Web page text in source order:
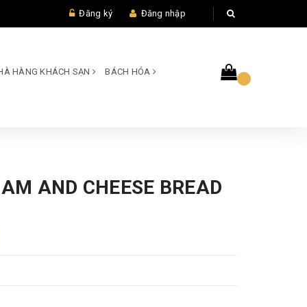
Đăng ký Đăng nhập
HÀNG KHÁCH SẠN BÁCH HÓA
AND CHEESE BREAD